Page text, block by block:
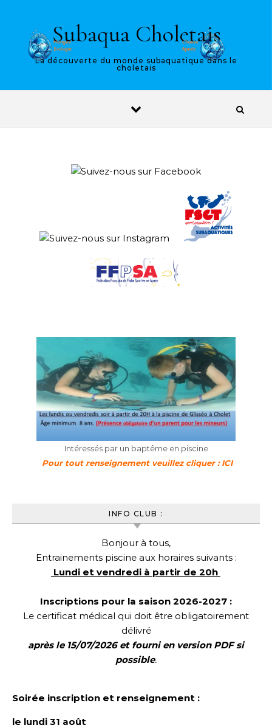
Subaqua Choletais
La découverte du monde subaquatique dans le
choletais
Intéressés par un baptême en piscine
Pour tout renseignement veuillez cliquer : ICI
INFO CLUB :
Bonjour à tous,
Entrainements piscine aux horaires suivants :
Lundi et vendredi à partir de 20h
Inscriptions pour la saison 2026-2027 :
Le certificat médical qui doit être obligatoirement
délivré
après le 15/07/2026 et fourni en version PDF si
possible.
Soirée inscription et renseignement :
le lundi 31 août